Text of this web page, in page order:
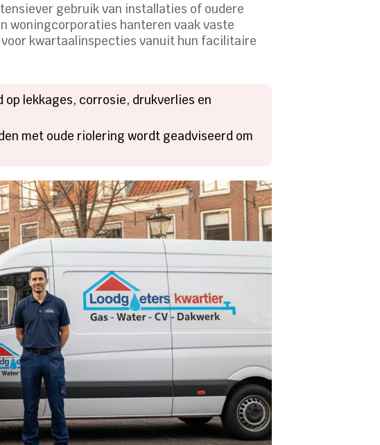
gebruik van installaties of oudere
woningcorporaties hanteren vaak vaste
kwartaalinspecties vanuit hun facilitaire
lekkages, corrosie, drukverlies en
met oude riolering wordt geadviseerd om